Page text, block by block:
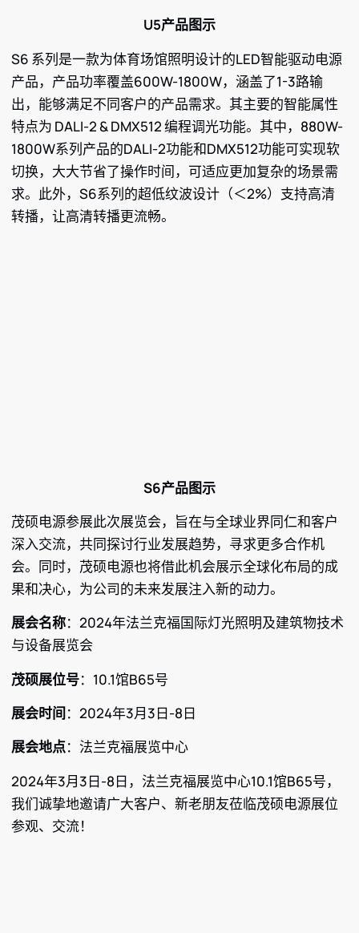
U5产品图示
S6 系列是一款为体育场馆照明设计的LED智能驱动电源
产品，产品功率覆盖600W-1800W，涵盖了1-3路输
出，能够满足不同客户的产品需求。其主要的智能属性
特点为 DALI-2 & DMX512 编程调光功能。其中，880W-
1800W系列产品的DALI-2功能和DMX512功能可实现软
切换，大大节省了操作时间，可适应更加复杂的场景需
求。此外，S6系列的超低纹波设计（＜2%）支持高清
转播，让高清转播更流畅。
S6产品图示
茂硕电源参展此次展览会，旨在与全球业界同仁和客户
深入交流，共同探讨行业发展趋势，寻求更多合作机
会。同时，茂硕电源也将借此机会展示全球化布局的成
果和决心，为公司的未来发展注入新的动力。
展会名称：2024年法兰克福国际灯光照明及建筑物技术
与设备展览会
茂硕展位号：10.1馆B65号
展会时间：2024年3月3日-8日
展会地点：法兰克福展览中心
2024年3月3日-8日，法兰克福展览中心10.1馆B65号，
我们诚挚地邀请广大客户、新老朋友莅临茂硕电源展位
参观、交流！